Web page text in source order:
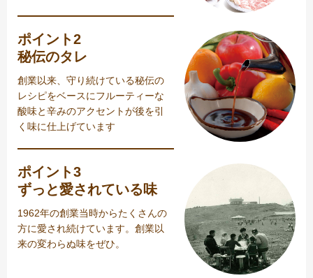
ポイント2
秘伝のタレ
創業以来、守り続けている秘伝の
レシピをベースにフルーティーな
酸味と辛みのアクセントが後を引
く味に仕上げています
ポイント3
ずっと愛されている味
1962年の創業当時からたくさんの
方に愛され続けています。創業以
来の変わらぬ味をぜひ。